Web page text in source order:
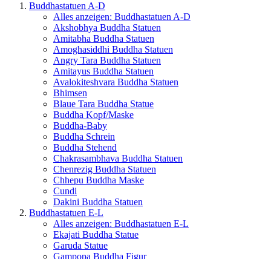
Buddhastatuen A-D
Alles anzeigen: Buddhastatuen A-D
Akshobhya Buddha Statuen
Amitabha Buddha Statuen
Amoghasiddhi Buddha Statuen
Angry Tara Buddha Statuen
Amitayus Buddha Statuen
Avalokiteshvara Buddha Statuen
Bhimsen
Blaue Tara Buddha Statue
Buddha Kopf/Maske
Buddha-Baby
Buddha Schrein
Buddha Stehend
Chakrasambhava Buddha Statuen
Chenrezig Buddha Statuen
Chhepu Buddha Maske
Cundi
Dakini Buddha Statuen
Buddhastatuen E-L
Alles anzeigen: Buddhastatuen E-L
Ekajati Buddha Statue
Garuda Statue
Gampopa Buddha Figur